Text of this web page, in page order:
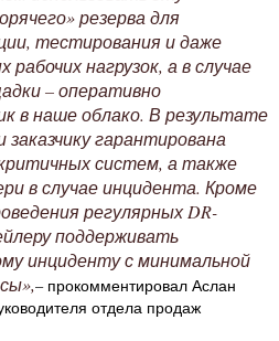
резерва для
тестирования и даже
нагрузок, а в случае
– оперативно
в наше облако. В результате
гарантирована
систем, а также
в случае инцидента. Кроме
регулярных DR-
поддерживать
инциденту с минимальной
– прокомментировал Аслан
отдела продаж